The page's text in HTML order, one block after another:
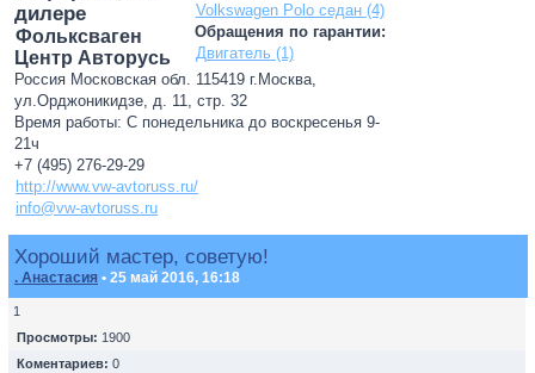
Volkswagen Polo седан (4)
Обращения по гарантии:
Двигатель (1)
дилере
Фольксваген
Центр Авторусь
Россия Московская обл. 115419 г.Москва,
ул.Орджоникидзе, д. 11, стр. 32
Время работы: С понедельника до воскресенья 9-
21ч
+7 (495) 276-29-29
http://www.vw-avtoruss.ru/
info@vw-avtoruss.ru
Хороший мастер, советую!
. Анастасия • 25 май 2016, 16:18
1
Просмотры: 1900
Коментариев: 0